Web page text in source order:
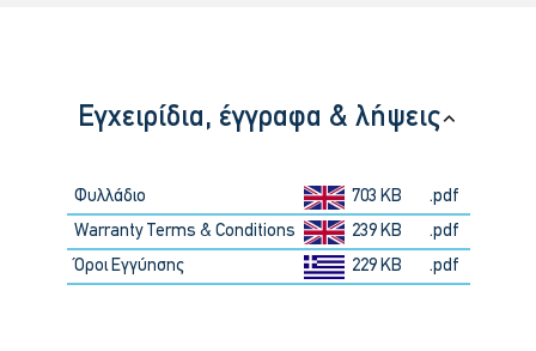
Εγχειρίδια, έγγραφα & λήψεις
Φυλλάδιο 703 KB
.pdf
Warranty Terms & Conditions
239 KB
.pdf
Όροι Εγγύησης
229 KB .pdf